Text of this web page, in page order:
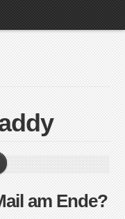
am Ende?